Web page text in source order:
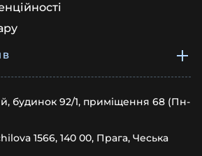
будинок 92/1, приміщення 68 (Пн-
1566, 140 00, Прага, Чеська